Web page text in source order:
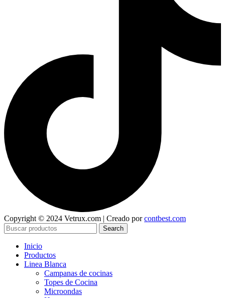
Copyright © 2024 Vetrux.com | Creado porcontbest.com
Search
Inicio
Productos
Linea Blanca
Campanas de cocinas
Topes de Cocina
Microondas